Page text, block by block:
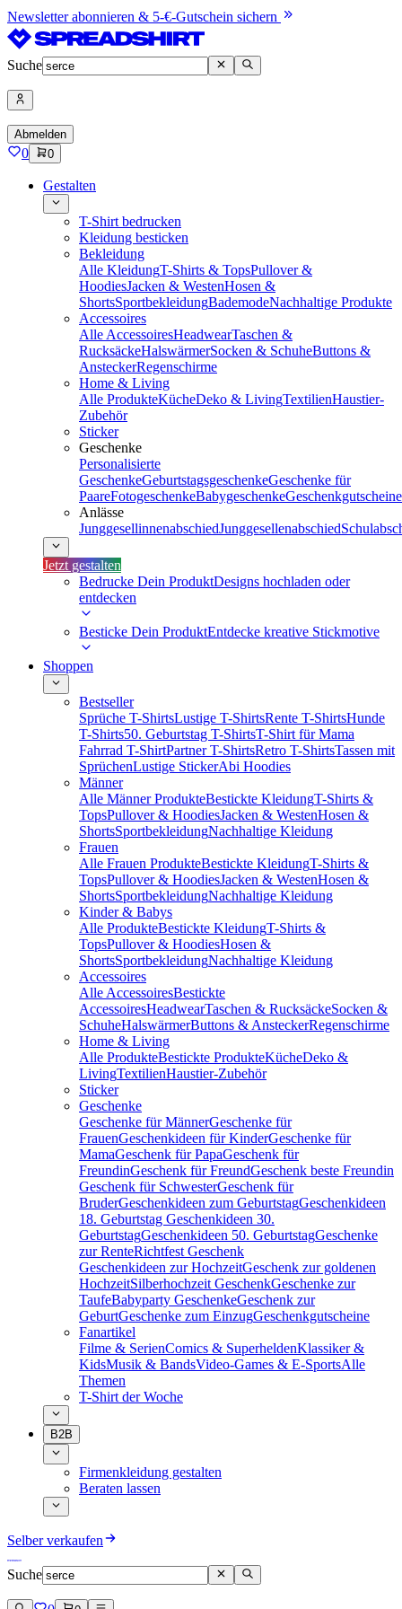
Newsletter abonnieren & 5-€-Gutschein sichern
Suche
Abmelden
0 0
Gestalten
T-Shirt bedrucken
Kleidung besticken
Bekleidung
Alle KleidungT-Shirts & TopsPullover &
HoodiesJacken & WestenHosen &
ShortsSportbekleidungBademodeNachhaltige Produkte
Accessoires
Alle AccessoiresHeadwearTaschen &
RucksäckeHalswärmerSocken & SchuheButtons &
AnsteckerRegenschirme
Home & Living
Alle ProdukteKücheDeko & LivingTextilienHaustier-
Zubehör
Sticker
Geschenke
Personalisierte
GeschenkeGeburtstagsgeschenkeGeschenke für
PaareFotogeschenkeBabygeschenkeGeschenkgutscheine
Anlässe
JunggesellinnenabschiedJunggesellenabschied
Jetzt gestalten
Bedrucke Dein ProduktDesigns hochladen oder
entdecken
Besticke Dein ProduktEntdecke kreative Stickmotive
Shoppen
Bestseller
Sprüche T-ShirtsLustige T-ShirtsRente T-ShirtsHunde
T-Shirts50. Geburtstag T-ShirtsT-Shirt für Mama
Fahrrad T-ShirtPartner T-ShirtsRetro T-ShirtsTassen mit
SprüchenLustige StickerAbi Hoodies
Männer
Alle Männer ProdukteBestickte KleidungT-Shirts &
TopsPullover & HoodiesJacken & WestenHosen &
ShortsSportbekleidungNachhaltige Kleidung
Frauen
Alle Frauen ProdukteBestickte KleidungT-Shirts &
TopsPullover & HoodiesJacken & WestenHosen &
ShortsSportbekleidungNachhaltige Kleidung
Kinder & Babys
Alle ProdukteBestickte KleidungT-Shirts &
TopsPullover & HoodiesHosen &
ShortsSportbekleidungNachhaltige Kleidung
Accessoires
Alle AccessoiresBestickte
AccessoiresHeadwearTaschen & RucksäckeSocken &
SchuheHalswärmerButtons & AnsteckerRegenschirme
Home & Living
Alle ProdukteBestickte ProdukteKücheDeko &
LivingTextilienHaustier-Zubehör
Sticker
Geschenke
Geschenke für MännerGeschenke für
FrauenGeschenkideen für KinderGeschenke für
MamaGeschenk für PapaGeschenk für
FreundinGeschenk für FreundGeschenk beste Freundin
Geschenk für SchwesterGeschenk für
BruderGeschenkideen zum GeburtstagGeschenkideen
18. Geburtstag Geschenkideen 30.
GeburtstagGeschenkideen 50. GeburtstagGeschenke
zur RenteRichtfest Geschenk
Geschenkideen zur HochzeitGeschenk zur goldenen
HochzeitSilberhochzeit GeschenkGeschenke zur
TaufeBabyparty GeschenkeGeschenk zur
GeburtGeschenke zum EinzugGeschenkgutscheine
Fanartikel
Filme & SerienComics & SuperheldenKlassiker &
KidsMusik & BandsVideo-Games & E-SportsAlle
Themen
T-Shirt der Woche
B2B
Firmenkleidung gestalten
Beraten lassen
Selber verkaufen
Suche